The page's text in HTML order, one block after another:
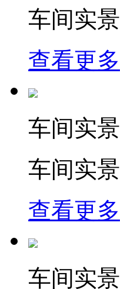
车间实景
查看更多
车间实景
车间实景
查看更多
车间实景